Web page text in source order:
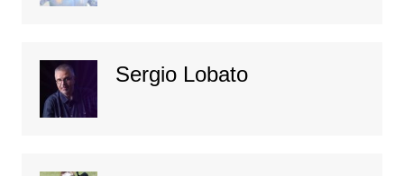
Sergio Lobato